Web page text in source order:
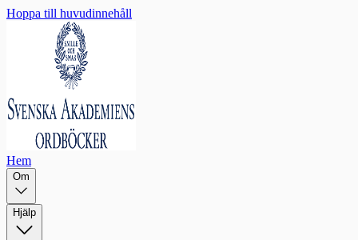
Hoppa till huvudinnehåll
Hem
Om
Hjälp